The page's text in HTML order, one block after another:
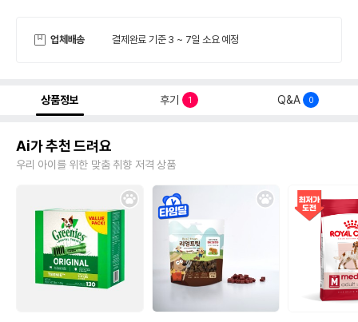
업체배송 결제완료 기준 3 ~ 7일 소요 예정
상품정보 후기 1 Q&A 0
Ai가 추천 드려요
우리 아이를 위한 맞춤 취향 저격 상품